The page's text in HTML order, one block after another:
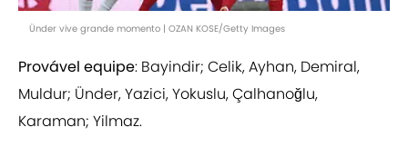
Ünder vive grande momento | OZAN KOSE/Getty Images
Provável equipe: Bayindir; Celik, Ayhan, Demiral,
Muldur; Ünder, Yazici, Yokuslu, Çalhanoğlu,
Karaman; Yilmaz.